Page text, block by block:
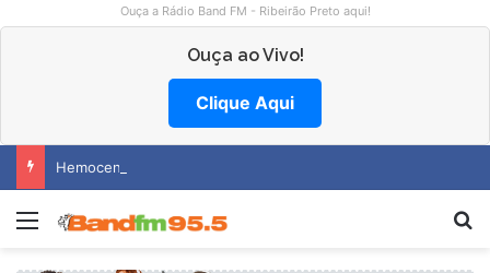
Ouça a Rádio Band FM - Ribeirão Preto aqui!
Ouça ao Vivo!
Clique Aqui
Hemocentro abre vagas na região
Menu